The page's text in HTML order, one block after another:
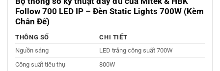
Follow 700 LED IP – Đèn Static Lights 700W (Kèm
Chân Đế)
THÔNG SỐ
CHI TIẾT
Nguồn sáng
LED trắng công suất 700W
Công suất tiêu thụ
800W